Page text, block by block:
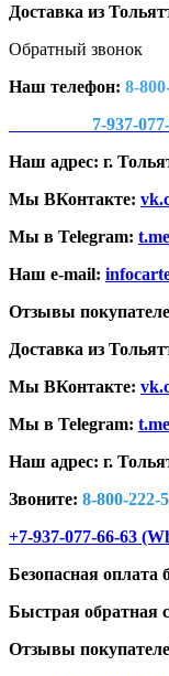
Доставка из
Обратный звонок
Наш телефон: 8-
7-937-077-
Наш адрес: г.
Мы ВКонтакте:
Мы в Telegram:
Наш e-mail:
Отзывы
Доставка из
Мы ВКонтакте:
Мы в Telegram:
Наш адрес: г.
Звоните: 8-800-222-
+7-937-077-66-63
Безопасная
Быстрая обратная
Отзывы